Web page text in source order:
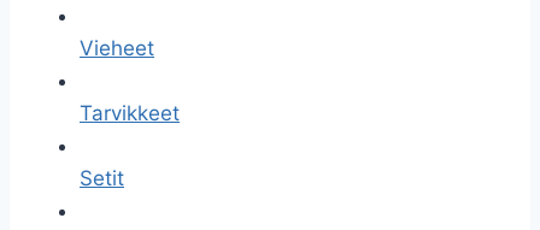
Vieheet
Tarvikkeet
Setit